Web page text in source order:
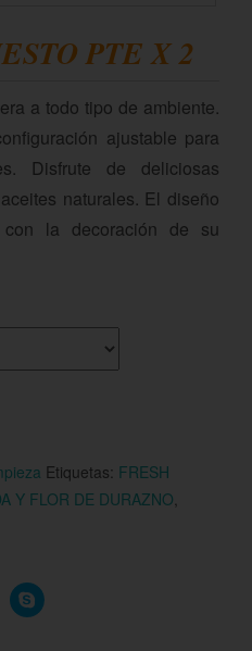
PTE X 2
a todo tipo de ambiente.
ajustable para
Disfrute de deliciosas
naturales. El diseño
la decoración de su
Etiquetas: FRESH
Y FLOR DE DURAZNO,
Haz
clic